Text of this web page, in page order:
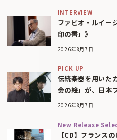
INTERVIEW
ファビオ・ルイー
印の書」》
2026年8月7日
PICK UP
伝統楽器を用いた
会の絵」が、日本
2026年8月7日
New Release
【CD】フランス